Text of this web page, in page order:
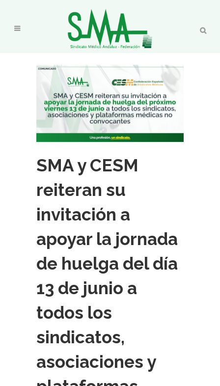
SMA y CESM
reiteran su
invitación a
apoyar la jornada
de huelga del día
13 de junio a
todos los
sindicatos,
asociaciones y